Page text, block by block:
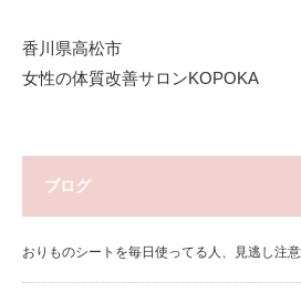
香川県高松市
女性の体質改善サロンKOPOKA
ブログ
おりものシートを毎日使ってる人、見逃し注意